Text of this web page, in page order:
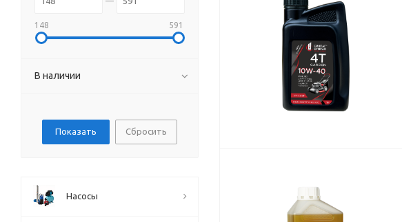
148 591
В наличии
Сбросить
Насосы